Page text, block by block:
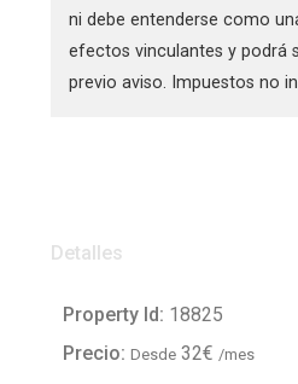
ni debe entenderse como
efectos vinculantes y podrá
previo aviso. Impuestos no
Detalles
Property Id: 18825
Precio: Desde 32€ /mes